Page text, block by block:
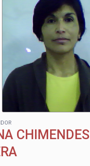
CHIMENDES